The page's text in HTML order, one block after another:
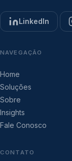
LinkedIn
NAVEGAÇÃO
Home
Soluções
Sobre
Insights
Fale Conosco
CONTATO